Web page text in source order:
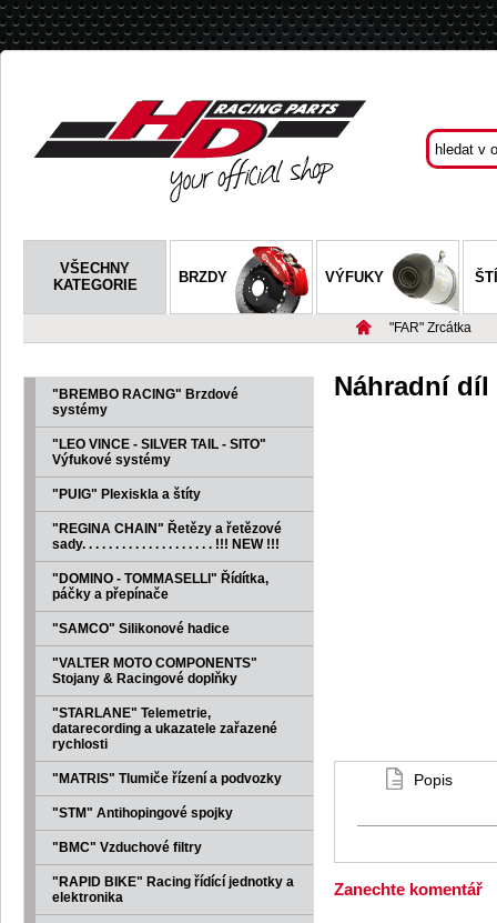
VŠECHNY
KATEGORIE
BRZDY VÝFUKY
"FAR" Zrcátka
"BREMBO RACING" Brzdové
systémy
"LEO VINCE - SILVER TAIL - SITO"
Výfukové systémy
"PUIG" Plexiskla a štíty
"REGINA CHAIN" Řetězy a řetězové
sady. . . . . . . . . . . . . . . . . . . . !!! NEW !!!
"DOMINO - TOMMASELLI" Řídítka,
páčky a přepínače
"SAMCO" Silikonové hadice
"VALTER MOTO COMPONENTS"
Stojany & Racingové doplňky
"STARLANE" Telemetrie,
datarecording a ukazatele zařazené
rychlosti
"MATRIS" Tlumiče řízení a podvozky
"STM" Antihopingové spojky
"BMC" Vzduchové filtry
"RAPID BIKE" Racing řídící jednotky a
elektronika
Náhradní díl
Popis
Zanechte komentář